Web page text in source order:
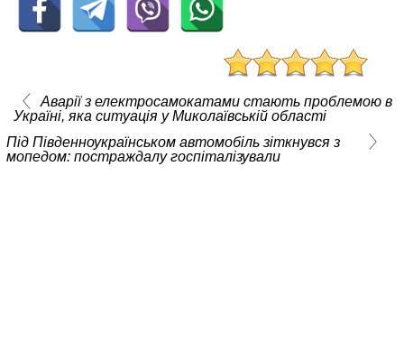
Аварії з електросамокатами стають проблемою в
Україні, яка ситуація у Миколаївській області
Під Південноукраїнськом автомобіль зіткнувся з
мопедом: постраждалу госпіталізували